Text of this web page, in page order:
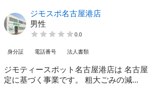
ジモスポ名古屋港店
男性
0.0
身分証 電話番号 法人書類
ジモティースポット名古屋港店は 名古
定に基づく事業です。 粗⼤ごみの減...